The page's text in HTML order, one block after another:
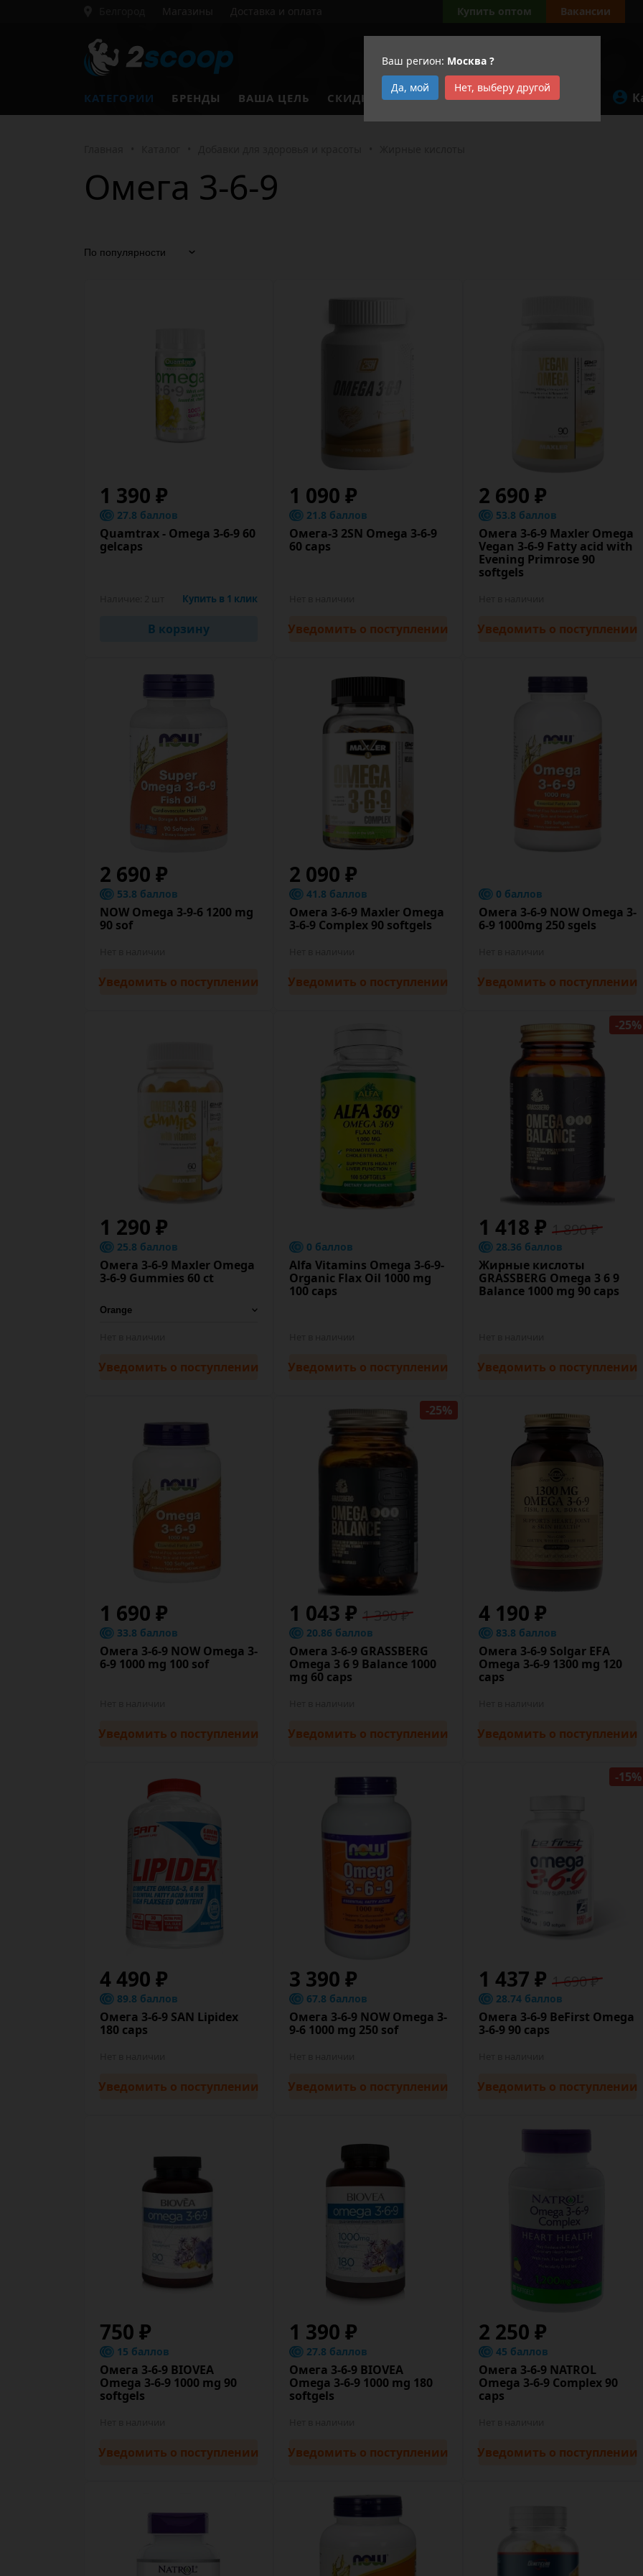
Ваш регион: Москва ?
Да, мой
Нет, выберу другой
Магазины Доставка и оплата Купить оптом Вакансии
КАТЕГОРИИ БРЕНДЫ ВАША ЦЕЛЬ СКИДКИ АКЦИИ
Омега 3-6-9
1 390 ₽
27.8 баллов
Quamtrax - Omega 3-6-9 60
gelcaps
Купить в 1 клик
В корзину
1 090 ₽
21.8 баллов
Омега-3 2SN Omega 3-6-9
60 caps
Уведомить о поступлении
2 690 ₽
53.8 баллов
Омега 3-6-9 Maxler Omega
Vegan 3-6-9 Fatty acid with
Evening Primrose 90
softgels
Уведомить о поступлении
2 690 ₽
53.8 баллов
NOW Omega 3-9-6 1200 mg
90 sof
Уведомить о поступлении
2 090 ₽
41.8 баллов
Омега 3-6-9 Maxler Omega
3-6-9 Сomplex 90 softgels
Уведомить о поступлении
0 баллов
Омега 3-6-9 NOW Omega 3-
6-9 1000mg 250 sgels
Уведомить о поступлении
1 290 ₽
25.8 баллов
Омега 3-6-9 Maxler Omega
3-6-9 Gummies 60 ct
Уведомить о поступлении
0 баллов
Alfa Vitamins Omega 3-6-9-
Organic Flax Oil 1000 mg
100 caps
Уведомить о поступлении
-25%
1 418 ₽1 890 ₽
28.36 баллов
Жирные кислоты
GRASSBERG Omega 3 6 9
Balance 1000 mg 90 caps
Уведомить о поступлении
1 690 ₽
33.8 баллов
Омега 3-6-9 NOW Omega 3-
6-9 1000 mg 100 sof
Уведомить о поступлении
-25%
1 043 ₽1 390 ₽
20.86 баллов
Омега 3-6-9 GRASSBERG
Omega 3 6 9 Balance 1000
mg 60 caps
Уведомить о поступлении
4 190 ₽
83.8 баллов
Омега 3-6-9 Solgar EFA
Omega 3-6-9 1300 mg 120
caps
Уведомить о поступлении
4 490 ₽
89.8 баллов
Омега 3-6-9 SAN Lipidex
180 caps
Уведомить о поступлении
3 390 ₽
67.8 баллов
Омега 3-6-9 NOW Omega 3-
9-6 1000 mg 250 sof
Уведомить о поступлении
-15%
1 437 ₽1 690 ₽
28.74 баллов
Омега 3-6-9 BeFirst Omega
3-6-9 90 caps
Уведомить о поступлении
750 ₽
15 баллов
Омега 3-6-9 BIOVEA
Omega 3-6-9 1000 mg 90
softgels
Уведомить о поступлении
1 390 ₽
27.8 баллов
Омега 3-6-9 BIOVEA
Omega 3-6-9 1000 mg 180
softgels
Уведомить о поступлении
2 250 ₽
45 баллов
Омега 3-6-9 NATROL
Omega 3-6-9 Complex 90
caps
Уведомить о поступлении